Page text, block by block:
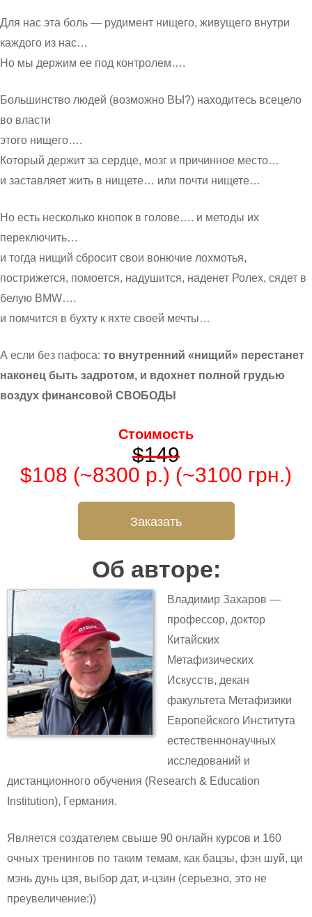
Для нас эта боль — рудимент нищего, живущего внутри
каждого из нас…
Но мы держим ее под контролем….
Большинство людей (возможно ВЫ?) находитесь всецело
во власти
этого нищего….
Который держит за сердце, мозг и причинное место…
и заставляет жить в нищете… или почти нищете…
Но есть несколько кнопок в голове…. и методы их
переключить…
и тогда нищий сбросит свои вонючие лохмотья,
пострижется, помоется, надушится, наденет Ролех, сядет в
белую BMW….
и помчится в бухту к яхте своей мечты…
А если без пафоса:то внутренний «нищий» перестанет
наконец быть задротом, и вдохнет полной грудью
воздух финансовой СВОБОДЫ
Стоимость
$149
$108 (~8300 р.) (~3100 грн.)
Заказать
Об авторе:
Владимир Захаров —
профессор, доктор
Китайских
Метафизических
Искусств, декан
факультета Метафизики
Европейского Института
естественнонаучных
исследований и
дистанционного обучения (Research & Education
Institution), Германия.
Является создателем свыше 90 онлайн курсов и 160
очных тренингов по таким темам, как бацзы, фэн шуй, ци
мэнь дунь цзя, выбор дат, и-цзин (серьезно, это не
преувеличение:))